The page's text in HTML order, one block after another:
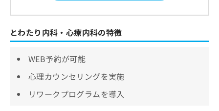
とわたり内科・心療内科の特徴
WEB予約が可能
心理カウンセリングを実施
リワークプログラムを導入